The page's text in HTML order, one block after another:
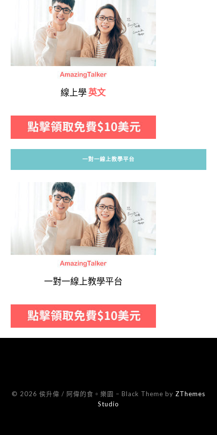
線上學 英文
一對一線上教學平台
一對一線上教學平台
© 2026 侯升偉 / 阿偉的食。樂園 – Black Theme by ZThemes
Studio